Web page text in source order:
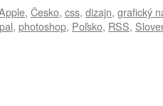
, Česko, css, dizajn, grafický
, photoshop, Poľsko, RSS,